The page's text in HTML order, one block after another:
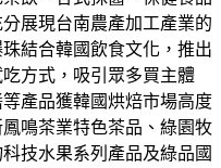
展現台南農產加工產業的
結合韓國飲食文化，推出
方式，吸引眾多買主體
產品獲韓國烘焙市場高度
鳴茶業特色茶品、綠園牧
技水果系列產品及綠品國